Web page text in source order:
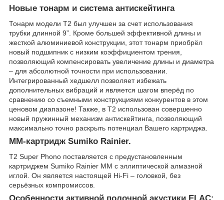
Новые тонарм и система антискейтинга
Тонарм модели T2 был улучшен за счет использования
трубки длинной 9”. Кроме большей эффективной длины и
жесткой алюминиевой конструкции, этот тонарм приобрёл
новый подшипник с низким коэффициентом трения,
позволяющий компенсировать увеличение длины и диаметра
– для абсолютной точности при использовании.
Интегрированный хедшелл позволяет избежать
дополнительных вибраций и является шагом вперёд по
сравнению со съемными конструкциями конкурентов в этом
ценовом диапазоне! Также, в T2 использован совершенно
новый пружинный механизм антискейтинга, позволяющий
максимально точно раскрыть потенциал Вашего картриджа.
MM-картридж Sumiko Rainier.
T2 Super Phono поставляется с предустановленным
картриджем Sumiko Rainier MM с эллиптической алмазной
иглой. Он является настоящей Hi-Fi – головкой, без
серьёзных компромиссов.
Особенности активной полочной акустики ELAC: